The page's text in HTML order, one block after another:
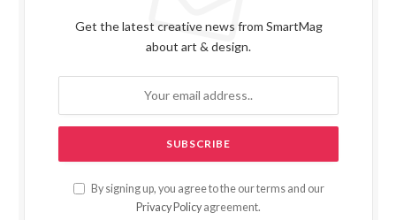
Get the latest creative news from SmartMag
about art & design.
By signing up, you agree to the our terms and our
Privacy Policy agreement.